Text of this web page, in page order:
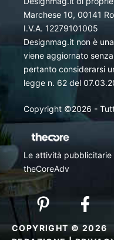
Marchese 10, 00141
I.V.A. 12279101005
Designmag.it non è
viene aggiornato
pertanto considerarsi
legge n. 62 del
Copyright ©2026 -
Le attività
theCoreAdv
COPYRIGHT © 2026